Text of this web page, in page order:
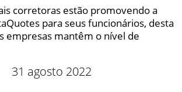
corretoras estão promovendo a
para seus funcionários, desta
empresas mantêm o nível de
31 agosto 2022